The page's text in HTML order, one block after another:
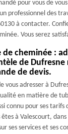
pour vous de
professionnel des
à contacter.
Vous serez
de cheminée :
de Dufresne
de devis.
vous adresser à
en matière de
connu pour ses
êtes à Valescourt,
ses services et ses